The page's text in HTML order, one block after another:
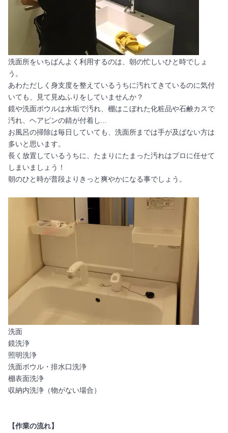
洗面所をいちばんよく利用するのは、朝の忙しいひと時でしょ
う。
あわただしく身支度を整えているうちに汚れてきているのに気付
いても、見て見ぬふりをしていませんか？
鏡や洗面ボウルは水垢で汚れ、棚はこぼれた化粧品や石鹸カスで
汚れ、ヘアピンの錆が付着し...
お風呂の掃除は毎日していても、洗面所までは手が及ばない方は
多いと思います。
長く放置しているうちに、たまりにたまった汚れはプロに任せて
しまいましょう！
朝のひと時が普段よりきっと爽やかになる事でしょう。
洗面
鏡洗浄
照明洗浄
洗面ボウル・排水口洗浄
棚表面洗浄
収納内洗浄（物がない場合）
【作業の流れ】